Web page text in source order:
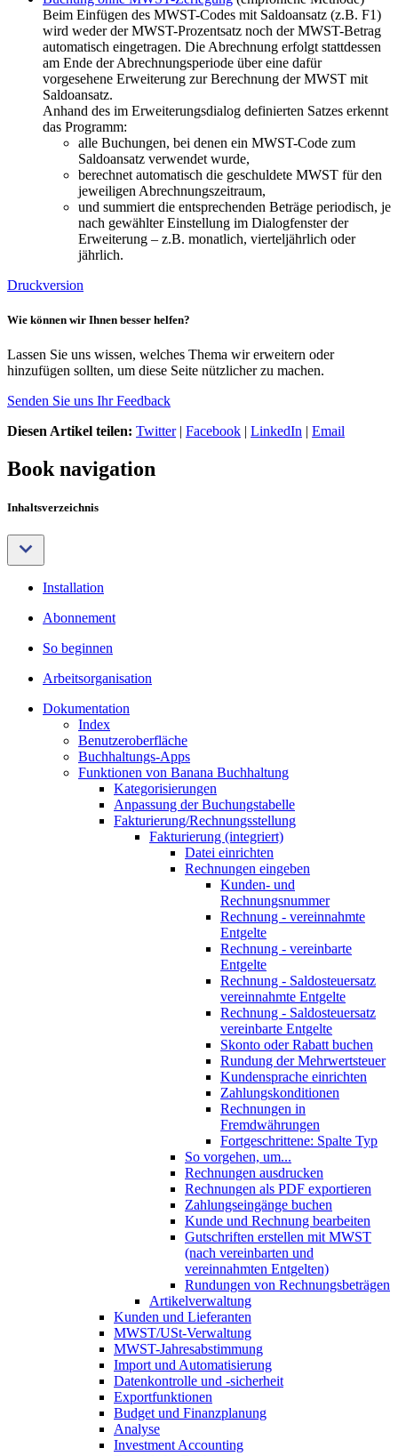
Beim Einfügen des MWST-Codes mit Saldoansatz (z.B. F1)
wird weder der MWST-Prozentsatz noch der MWST-Betrag
automatisch eingetragen. Die Abrechnung erfolgt stattdessen
am Ende der Abrechnungsperiode über eine dafür
vorgesehene Erweiterung zur Berechnung der MWST mit
Saldoansatz.
Anhand des im Erweiterungsdialog definierten Satzes erkennt
das Programm:
alle Buchungen, bei denen ein MWST-Code zum
Saldoansatz verwendet wurde,
berechnet automatisch die geschuldete MWST für den
jeweiligen Abrechnungszeitraum,
und summiert die entsprechenden Beträge periodisch, je
nach gewählter Einstellung im Dialogfenster der
Erweiterung – z.B. monatlich, vierteljährlich oder
jährlich.
Druckversion
Wie können wir Ihnen besser helfen?
Lassen Sie uns wissen, welches Thema wir erweitern oder
hinzufügen sollten, um diese Seite nützlicher zu machen.
Senden Sie uns Ihr Feedback
Diesen Artikel teilen: Twitter| Facebook | LinkedIn | Email
Book navigation
Inhaltsverzeichnis
Installation
Abonnement
So beginnen
Arbeitsorganisation
Dokumentation
Index
Benutzeroberfläche
Buchhaltungs-Apps
Funktionen von Banana Buchhaltung
Kategorisierungen
Anpassung der Buchungstabelle
Fakturierung/Rechnungsstellung
Fakturierung (integriert)
Datei einrichten
Rechnungen eingeben
Kunden- und
Rechnungsnummer
Rechnung - vereinnahmte
Entgelte
Rechnung - vereinbarte
Entgelte
Rechnung - Saldosteuersatz
vereinnahmte Entgelte
Rechnung - Saldosteuersatz
vereinbarte Entgelte
Skonto oder Rabatt buchen
Rundung der Mehrwertsteuer
Kundensprache einrichten
Zahlungskonditionen
Rechnungen in
Fremdwährungen
Fortgeschrittene: Spalte Typ
So vorgehen, um...
Rechnungen ausdrucken
Rechnungen als PDF exportieren
Zahlungseingänge buchen
Kunde und Rechnung bearbeiten
Gutschriften erstellen mit MWST
(nach vereinbarten und
vereinnahmten Entgelten)
Rundungen von Rechnungsbeträgen
Artikelverwaltung
Kunden und Lieferanten
MWST/USt-Verwaltung
MWST-Jahresabstimmung
Import und Automatisierung
Datenkontrolle und -sicherheit
Exportfunktionen
Budget und Finanzplanung
Analyse
Investment Accounting